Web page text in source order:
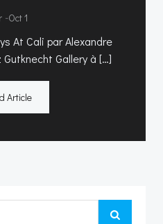
-Oct 1
At Cali par Alexandre
Gallery à […]
Article